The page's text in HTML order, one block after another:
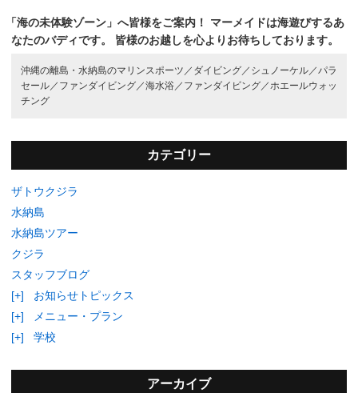
「海の未体験ゾーン」へ皆様をご案内！
マーメイドは海遊びするあ
なたのバディです。
皆様のお越しを心よりお待ちしております。
沖縄の離島・水納島のマリンスポーツ／ ダイビング／ シュノーケル／パラ
セール／ ファンダイビング／海水浴／ ファンダイビング／ホエールウォッ
チング
カテゴリー
ザトウクジラ
水納島
水納島ツアー
クジラ
スタッフブログ
[+]
お知らせトピックス
[+]
メニュー・プラン
[+]
学校
アーカイブ